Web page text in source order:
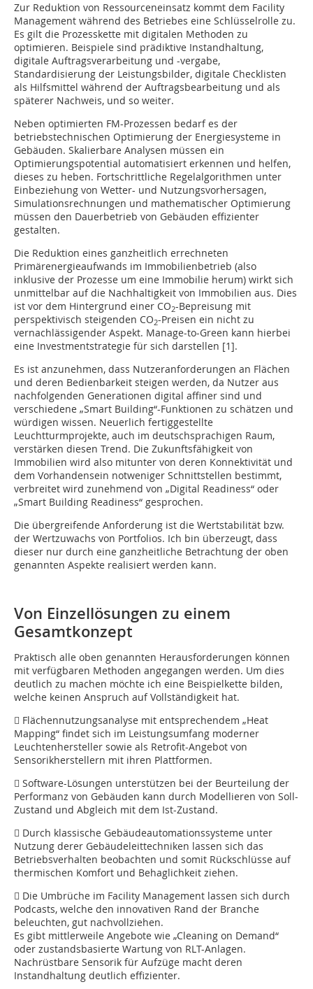
Zur Reduktion von Ressourceneinsatz kommt dem Facility
Management während des Betriebes eine Schlüsselrolle zu.
Es gilt die Prozesskette mit digitalen ­Methoden zu
optimieren. Beispiele sind prädiktive Instandhaltung,
digitale Auftragsverarbeitung und -vergabe,
Standardisierung der Leistungsbilder, digitale Checklisten
als Hilfsmittel während der Auftragsbearbeitung und als
späterer Nachweis, und so weiter.
Neben optimierten FM-Prozessen bedarf es der
betriebstechnischen Optimierung der Energiesysteme in
Gebäuden. Skalierbare Analysen müssen ein
Optimierungspotential automatisiert erkennen und ­helfen,
dieses zu heben. Fortschrittliche Regelalgorithmen unter
Einbeziehung von Wetter- und Nutzungsvorhersagen,
Simulationsrechnungen und mathematischer Optimierung
müssen den Dauerbetrieb von Gebäuden effizienter
gestalten.
Die Reduktion eines ganzheitlich errechneten
Primärenergieaufwands im Immobilienbetrieb (also
inklusive der Prozesse um eine Immobilie herum) wirkt sich
­unmittelbar auf die Nachhaltigkeit von Immobilien aus. Dies
ist vor dem Hintergrund einer CO2-Bepreisung mit
perspektivisch steigenden CO2-Preisen ein nicht zu
vernachlässigender Aspekt. Manage-to-Green kann hierbei
eine Investmentstrategie für sich darstellen [1].
Es ist anzunehmen, dass Nutzeranforderungen an Flächen
und deren Bedienbarkeit steigen werden, da Nutzer aus
nachfolgenden Generationen digital affiner sind und
verschiedene „Smart Building“-Funktionen zu schätzen und
würdigen wissen. Neuerlich fertiggestellte
Leuchtturmprojekte, auch im deutschsprachigen Raum,
verstärken diesen Trend. Die Zukunftsfähigkeit von
Immobilien wird ­also mitunter von deren Konnektivität und
dem Vorhandensein notweniger Schnittstellen bestimmt,
verbreitet wird zunehmend von „Digital Readiness“ oder
„Smart Building Readiness“ gesprochen.
Die übergreifende Anforderung ist die Wertstabilität bzw.
der Wertzuwachs von Portfolios. Ich bin überzeugt, dass
dieser nur durch eine ganzheitliche Betrachtung der oben
genannten Aspekte realisiert werden kann.
Von Einzellösungen zu einem
Gesamtkonzept
Praktisch alle oben genannten Herausforderungen können
mit verfügbaren Methoden angegangen werden. Um dies
deutlich zu machen möchte ich eine Beispielkette bilden,
welche keinen Anspruch auf Vollständigkeit hat.
 Flächennutzungsanalyse mit entsprechendem „Heat
Mapping“ findet sich im Leistungsumfang moderner
Leuchtenhersteller sowie als Retrofit-Angebot von
Sensorikherstellern mit ihren Plattformen.
 Software-Lösungen unterstützen bei der Beurteilung der
Performanz von Gebäuden kann durch Modellieren von Soll-
Zustand und Abgleich mit dem Ist-Zustand.
 Durch klassische Gebäudeautomationssysteme unter
Nutzung derer Gebäudeleittechniken lassen sich das
Betriebsverhalten beobachten und somit Rückschlüsse auf
thermischen Komfort und Behaglichkeit ziehen.
 Die Umbrüche im Facility Management lassen sich durch
Podcasts, welche den innovativen Rand der Branche
beleuchten, gut nachvollziehen. ­
Es gibt mittlerweile Angebote wie „Cleaning on Demand“
oder zustandsbasierte Wartung von RLT-Anlagen.
Nachrüstbare Sensorik für Aufzüge macht deren
Instandhaltung deutlich effizienter.